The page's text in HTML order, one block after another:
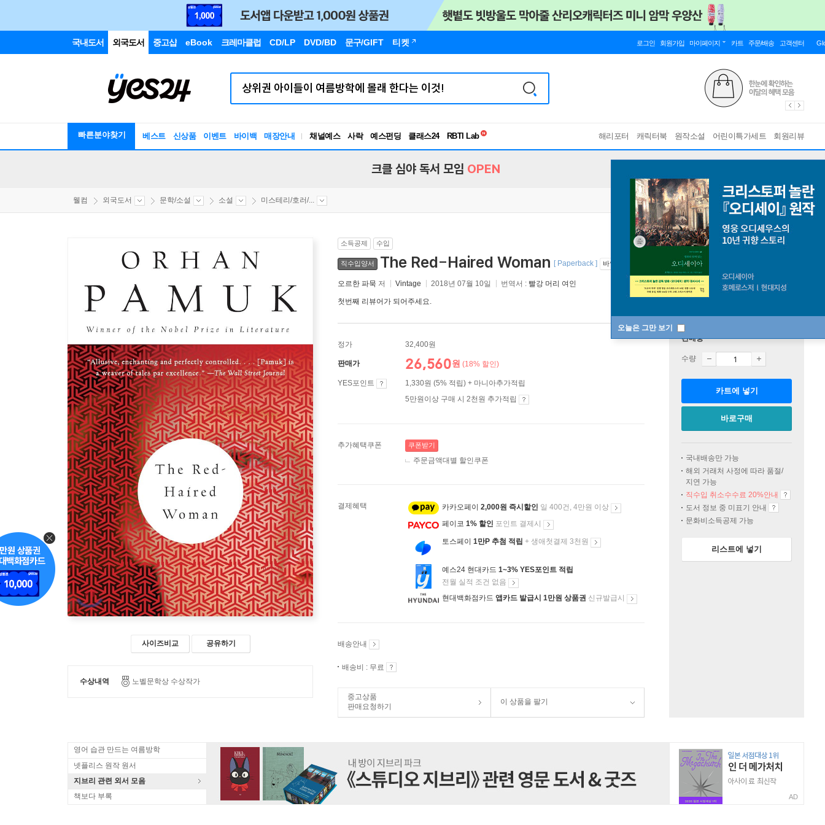
국내도서 외국도서 중고샵 eBook 크레마클럽 CD/LP DVD/BD 문구/GIFT 티켓 로그인 회원가입 마이페이지 카트 주문/배송 고객센터
빠른분야찾기 베스트 신상품 이벤트 바이백 매장안내 채널예스 사락 예스펀딩 클래스24
독서유형검사
해리포터 캐릭터북 원작소설 어린이특가세트 회원리뷰
오늘은 그만 보기
크클 심야 독서 모임 OPEN
웰컴 외국도서 문학/소설 소설 미스테리/호러/...
사이즈비교 공유하기
수상내역 노벨문학상 수상작가
소득공제 수입
직수입양서 The Red-Haired Woman [ Paperback ] 바인딩 & 에디션 안내
오르한 파묵 저 Vintage 2018년 07월 10일 번역서 : 빨강 머리 여인
첫번째 리뷰어가 되어주세요.
정가 32,400원
판매가 26,560원 (18% 할인)
YES포인트
1,330원 (5% 적립) + 마니아추가적립
5만원이상 구매 시 2천원 추가적립
추가혜택쿠폰 쿠폰받기
주문금액대별 할인쿠폰
결제혜택 카카오페이 2,000원 즉시할인 일 400건, 4만원 이상
페이코 1% 할인 포인트 결제시
토스페이 1만P 추첨 적립 + 생애첫결제 3천원
예스24 현대카드 1~3% YES포인트 적립
전월 실적 조건 없음
현대백화점카드 앱카드 발급시 1만원 상품권 신규발급시
배송안내
배송비 : 무료
중고상품
판매요청하기
이 상품을 팔기
판매중
수량
카트에 넣기
바로구매
국내배송만 가능
해외 거래처 사정에 따라 품절/
지연 가능
직수입 취소수수료 20%안내
도서 정보 중 미표기 안내
문화비소득공제 가능
리스트에 넣기
영어 습관 만드는 여름방학
넷플리스 원작 원서
지브리 관련 외서 모음
책보다 부록
AD